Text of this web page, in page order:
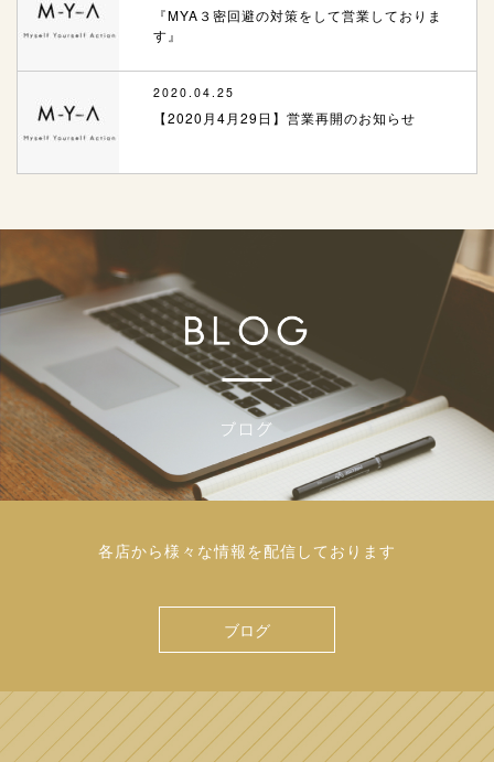
『MYA３密回避の対策をして営業しておりま
す』
2020.04.25
【2020月4月29日】営業再開のお知らせ
各店から様々な情報を配信しております
ブログ